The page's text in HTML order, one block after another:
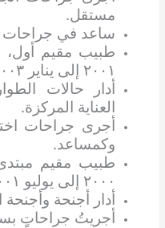
مستقل.
ساعد في جراحات
طبيب مقيم
٢٠٠١ إلى يناير ٢٠٠٣
أدار حالات
العناية المركزة.
أجرى جراحات
وكمساعد.
طبيب مقيم
٢٠٠٠ إلى يوليو ٢٠٠١
أدار أجنحة وأجنحة
أجريتُ جراحاتٍ